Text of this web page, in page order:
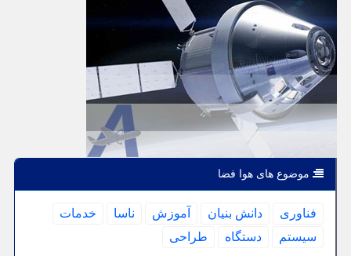
موضوع های هوا فضا
فناوری دانش بنیان آموزش ناسا
خدمات
سیستم
دستگاه طراحی